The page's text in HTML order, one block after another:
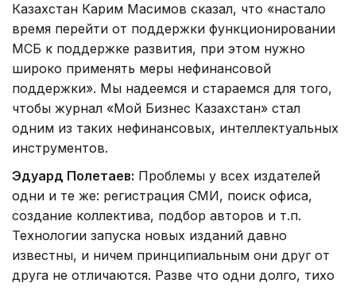
Казахстан Карим Масимов сказал, что «настало
время перейти от поддержки функционировании
МСБ к поддержке развития, при этом нужно
широко применять меры нефинансовой
поддержки». Мы надеемся и стараемся для того,
чтобы журнал «Мой Бизнес Казахстан» стал
одним из таких нефинансовых, интеллектуальных
инструментов.
Эдуард Полетаев: Проблемы у всех издателей
одни и те же: регистрация СМИ, поиск офиса,
создание коллектива, подбор авторов и т.п.
Технологии запуска новых изданий давно
известны, и ничем принципиальным они друг от
друга не отличаются. Разве что одни долго, тихо